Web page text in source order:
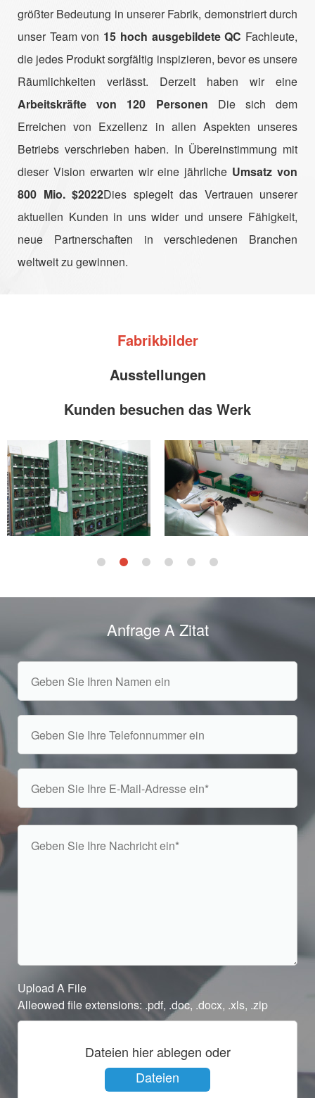
größter Bedeutung in unserer Fabrik, demonstriert durch
unser Team von 15 hoch ausgebildete QC Fachleute,
die jedes Produkt sorgfältig inspizieren, bevor es unsere
Räumlichkeiten verlässt. Derzeit haben wir eine
Arbeitskräfte von 120 Personen Die sich dem
Erreichen von Exzellenz in allen Aspekten unseres
Betriebs verschrieben haben. In Übereinstimmung mit
dieser Vision erwarten wir eine jährliche Umsatz von
800 Mio. $2022Dies spiegelt das Vertrauen unserer
aktuellen Kunden in uns wider und unsere Fähigkeit,
neue Partnerschaften in verschiedenen Branchen
weltweit zu gewinnen.
Fabrikbilder
Ausstellungen
Kunden besuchen das Werk
Anfrage A Zitat
Upload A File
Alleowed file extensions: .pdf, .doc, .docx, .xls, .zip
Dateien hier ablegen oder
Dateien